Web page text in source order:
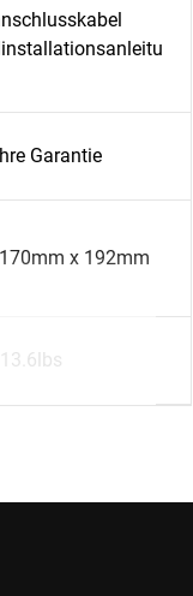
Garantie
x 192mm
13.6lbs